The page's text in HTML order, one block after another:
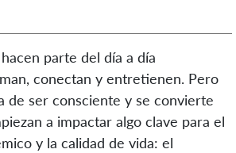
parte del día a día
conectan y entretienen. Pero
de ser consciente y se convierte
a impactar algo clave para el
y la calidad de vida: el